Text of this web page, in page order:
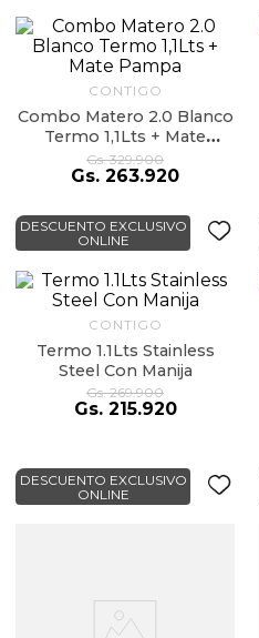
CONTIGO
Combo Matero 2.0 Blanco
Termo 1,1Lts + Mate
Pampa
Gs. 329.900
Gs. 263.920
DESCUENTO EXCLUSIVO
ONLINE
CONTIGO
Termo 1.1Lts Stainless
Steel Con Manija
Gs. 269.900
Gs. 215.920
DESCUENTO EXCLUSIVO
ONLINE
9.
hydrate
toalla